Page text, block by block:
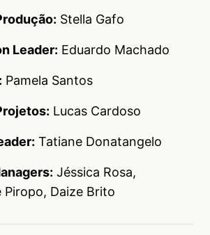
Stella Gafo
Leader: Eduardo Machado
Pamela Santos
Lucas Cardoso
Tatiane Donatangelo
Jéssica Rosa,
Piropo, Daize Brito